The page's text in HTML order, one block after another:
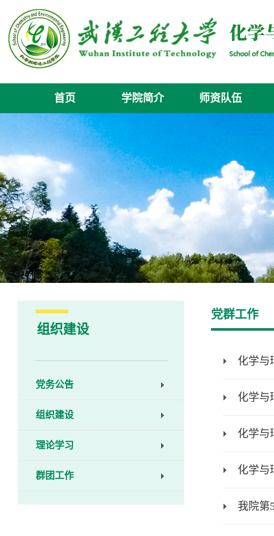
首页 学院简介 师资队伍
组织建设
党务公告
组织建设
理论学习
群团工作
党群工作
化学与
化学与
化学与
化学与
我院第